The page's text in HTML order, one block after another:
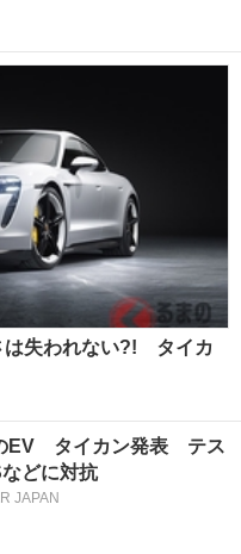
は失われない?! タイカ
EV タイカン発表 テス
どに対抗
JAPAN